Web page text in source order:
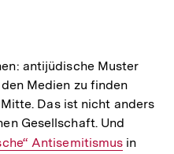
antijüdische Muster
Medien zu finden
Das ist nicht anders
Gesellschaft. Und
Antisemitismus in